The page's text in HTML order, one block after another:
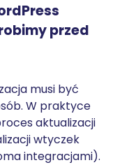
przed
musi być
W praktyce
aktualizacji
wtyczek
integracjami).